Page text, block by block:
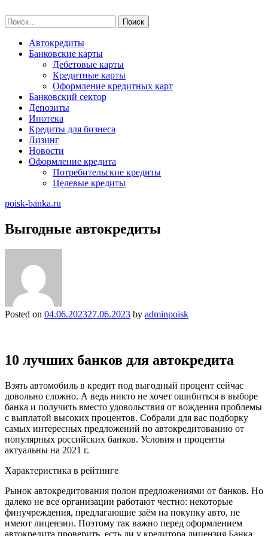
to
content
Найти:
Автокредиты
Банковские карты
Дебетовые карты
Кредитные карты
Оформление кредитных карт
Банковский сектор
Депозиты
Ипотека
Кредиты для бизнеса
Лизинг
Новости
Оформление кредита
Потребительские кредиты
Целевые кредиты
poisk-banka.ru
Выгодные автокредиты
Posted on 04.06.202327.06.2023 by adminpoisk
10 лучших банков для автокредита
Взять автомобиль в кредит под выгодный процент сейчас
довольно сложно. А ведь никто не хочет ошибиться в выборе
банка и получить вместо удовольствия от вождения проблемы
с выплатой высоких процентов. Собрали для вас подборку
самых интересных предложений по автокредитованию от
популярных российских банков. Условия и проценты
актуальны на 2021 г.
Характеристика в рейтинге
Рынок автокредитования полон предложениями от банков. Но
далеко не все организации работают честно: некоторые
финучреждения, предлагающие заём на покупку авто, не
имеют лицензии. Поэтому так важно перед оформлением
автокредита проверить, есть ли у кредитора лицензия Банка